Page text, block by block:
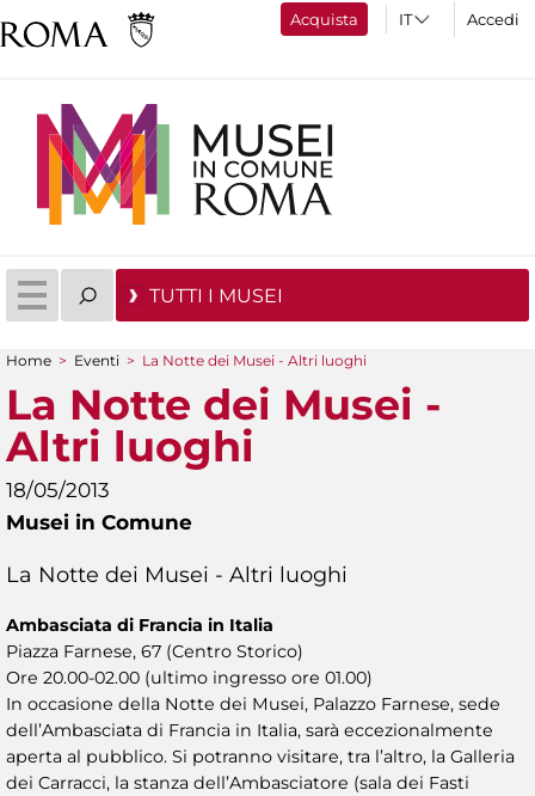
Acquista Accedi
TUTTI I MUSEI
Tu sei qui
Home > Eventi > La Notte dei Musei - Altri luoghi
La Notte dei Musei -
Altri luoghi
18/05/2013
Musei in Comune
La Notte dei Musei - Altri luoghi
Ambasciata di Francia in Italia
Piazza Farnese, 67 (Centro Storico)
Ore 20.00-02.00 (ultimo ingresso ore 01.00)
In occasione della Notte dei Musei, Palazzo Farnese, sede
dell’Ambasciata di Francia in Italia, sarà eccezionalmente
aperta al pubblico. Si potranno visitare, tra l’altro, la Galleria
dei Carracci, la stanza dell’Ambasciatore (sala dei Fasti